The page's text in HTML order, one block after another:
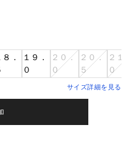
８．
１９．
０
２０．
０
２０．
５
２１
０
サイズ詳細を見る